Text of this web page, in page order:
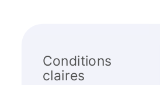
Conditions
claires